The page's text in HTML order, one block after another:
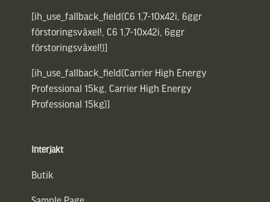
[ih_use_fallback_field(C6 1,7-10x42i, 6ggr
förstoringsväxel!, C6 1,7-10x42i, 6ggr
förstoringsväxel!)]
[ih_use_fallback_field(Carrier High Energy
Professional 15kg, Carrier High Energy
Professional 15kg)]
Interjakt
Butik